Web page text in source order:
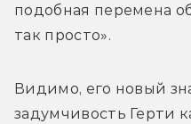
подобная перемена
так просто».
Видимо, его новый
задумчивость Герти